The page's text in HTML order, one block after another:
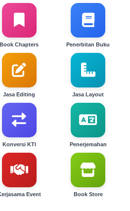
Book Chapters Penerbitan Buku
Jasa Editing Jasa Layout
Konversi KTI Penerjemahan
Event Book Store